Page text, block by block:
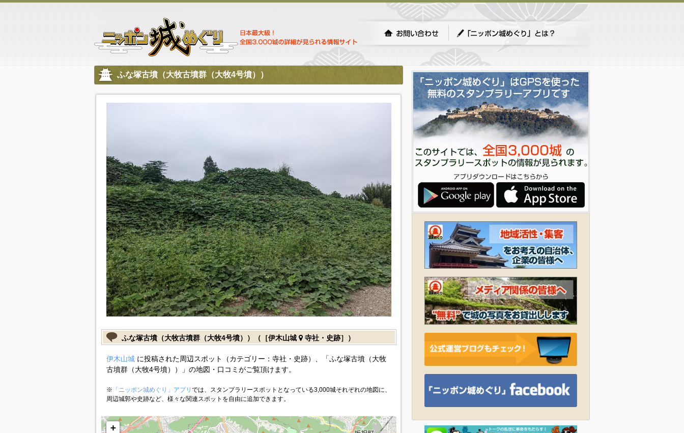
ふな塚古墳（大牧古墳群（大牧4号墳））
ふな塚古墳（大牧古墳群（大牧4号墳））（［伊木山城 寺社・史跡］）
伊木山城に投稿された周辺スポット（カテゴリー：寺社・史跡）、「ふな塚古墳（大牧
古墳群（大牧4号墳））」の地図・口コミがご覧頂けます。
※ 「ニッポン城めぐり」アプリ では、スタンプラリースポットとなっている3,000城それぞれの地図に、
周辺城郭や史跡など、様々な関連スポットを自由に追加できます。
+